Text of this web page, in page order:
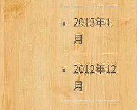
2013年1
月
2012年12
月